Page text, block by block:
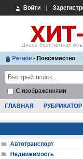
Войти
Регион - Повсеместно
С изображениями
ГЛАВНАЯ РУБРИКАТОР
Автотранспорт
Недвижимость